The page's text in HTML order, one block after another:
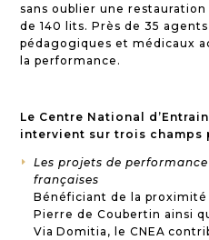
sans oublier une
de 140 lits. Près de 35
pédagogiques et médicaux
la performance.
Le Centre National
intervient sur trois champs
E
Les projets de
françaises
Bénéficiant de la
Pierre de Coubertin ainsi
Via Domitia, le CNEA